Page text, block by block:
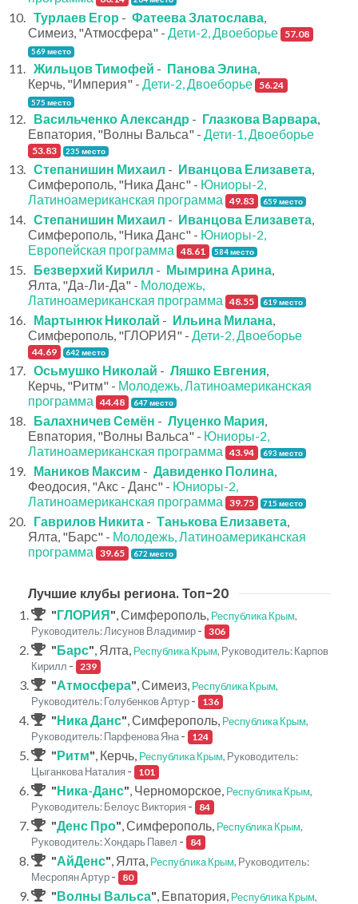
Турлаев Егор - Фатеева Златослава,
Симеиз, "Атмосфера" - Дети-2, Двоеборье 57.08
569 место
Жильцов Тимофей - Панова Элина
Керчь, "Империя" - Дети-2, Двоеборье 56.24
575 место
Васильченко Александр - Глазкова Варвара,
Евпатория, "Волны Вальса" - Дети-1, Двоеборье
53.83 235 место
Степанишин Михаил - Иванцова Елизавета,
Симферополь, "Ника Данс" - Юниоры-2,
Латиноамериканская программа 49.83 659 место
Степанишин Михаил - Иванцова Елизавета,
Симферополь, "Ника Данс" - Юниоры-2,
Европейская программа 48.61 584 место
Безверхий Кирилл - Мымрина Арина,
Ялта, "Да-Ли-Да" - Молодежь,
Латиноамериканская программа 48.55 619 место
Мартынюк Николай - Ильина Милана,
Симферополь, "ГЛОРИЯ" - Дети-2, Двоеборье
44.69 642 место
Осьмушко Николай - Ляшко Евгения,
Керчь, "Ритм" - Молодежь, Латиноамериканская
программа 44.48 647 место
Балахничев Семён - Луценко Мария,
Евпатория, "Волны Вальса" - Юниоры-2,
Латиноамериканская программа 43.94 693 место
Маников Максим - Давиденко Полина,
Феодосия, "Акс - Данс" - Юниоры-2,
Латиноамериканская программа 39.75 715 место
Гаврилов Никита - Танькова Елизавета,
Ялта, "Барс" - Молодежь, Латиноамериканская
программа 39.65 672 место
Лучшие клубы региона. Топ-20
"ГЛОРИЯ", Симферополь, Республика Крым,
Руководитель: Лисунов Владимир- 306
"Барс", Ялта, Республика Крым, Руководитель: Карпов
Кирилл - 239
"Атмосфера", Симеиз, Республика Крым,
Руководитель: Голубенков Артур- 136
"Ника Данс", Симферополь, Республика Крым,
Руководитель: Парфенова Яна- 124
"Ритм", Керчь, Республика Крым, Руководитель:
Цыганкова Наталия - 101
"Ника-Данс", Черноморское, Республика Крым,
Руководитель: Белоус Виктория - 84
"Денс Про", Симферополь, Республика Крым,
Руководитель: Хондарь Павел - 84
"АйДенс", Ялта, Республика Крым, Руководитель:
Месропян Артур- 80
"Волны Вальса", Евпатория, Республика Крым,